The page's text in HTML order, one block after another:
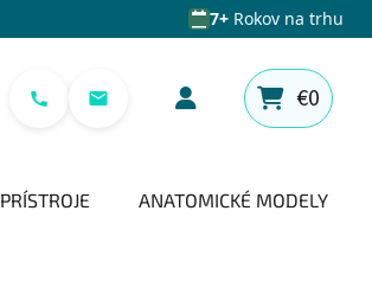
7+Rokov na trhu
NÁKUPNÝ
€0
PRÍSTROJE ANATOMICKÉ MODELY